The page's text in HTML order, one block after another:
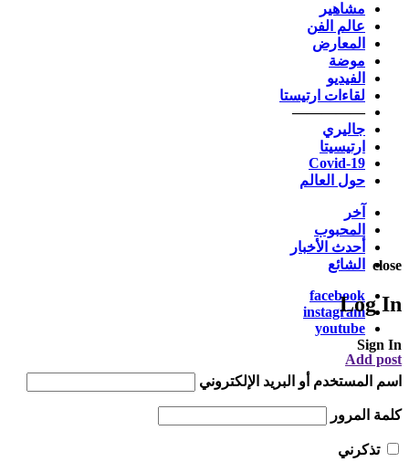
مشاهير
عالم الفن
المعارض
موضة
الفيديو
لقاءات ارتيستا
—————
جاليري
ارتيسيتا
Covid-19
حول العالم
آخر
المحبوب
أحدث الأخبار
الشائع
facebook
instagram
youtube
Add post
close
Log In
Sign In
اسم المستخدم أو البريد الإلكتروني
كلمة المرور
تذكرني